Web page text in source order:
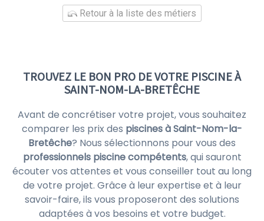
Retour à la liste des métiers
TROUVEZ LE BON PRO DE VOTRE PISCINE À
SAINT-NOM-LA-BRETÊCHE
Avant de concrétiser votre projet, vous souhaitez
comparer les prix des piscines à Saint-Nom-la-
Bretêche? Nous sélectionnons pour vous des
professionnels piscine compétents, qui sauront
écouter vos attentes et vous conseiller tout au long
de votre projet. Grâce à leur expertise et à leur
savoir-faire, ils vous proposeront des solutions
adaptées à vos besoins et votre budget.